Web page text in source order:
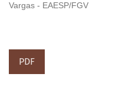
Vargas - EAESP/FGV
PDF